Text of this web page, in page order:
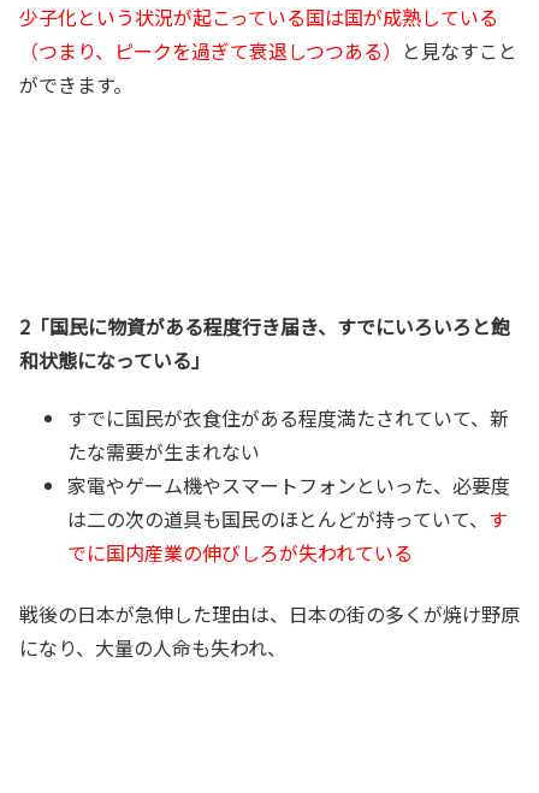
少子化という状況が起こっている国は国が成熟している
（つまり、ピークを過ぎて衰退しつつある） と見なすこと
ができます。
2「国民に物資がある程度行き届き、すでにいろいろと飽
和状態になっている」
すでに国民が衣食住がある程度満たされていて、新
たな需要が生まれない
家電やゲーム機やスマートフォンといった、必要度
は二の次の道具も国民のほとんどが持っていて、 す
でに国内産業の伸びしろが失われている
戦後の日本が急伸した理由は、日本の街の多くが焼け野原
になり、大量の人命も失われ、